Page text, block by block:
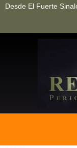
Desde El Fuerte